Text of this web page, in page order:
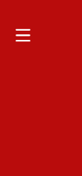
content